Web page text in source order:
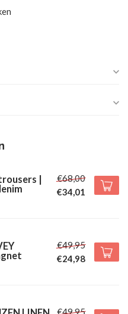
|
€68,00
€34,01
€49,95
€24,98
€49,95